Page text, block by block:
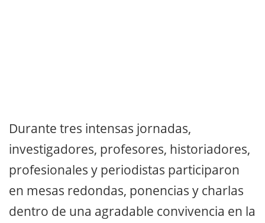
Durante tres intensas jornadas,
investigadores, profesores, historiadores,
profesionales y periodistas participaron
en mesas redondas, ponencias y charlas
dentro de una agradable convivencia en la